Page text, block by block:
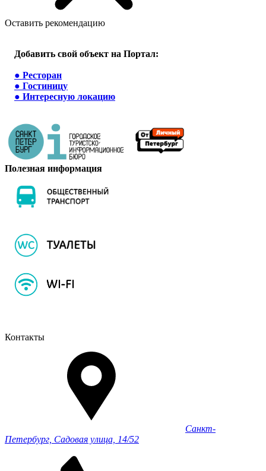
Оставить рекомендацию
Добавить свой объект на Портал:
● Ресторан
● Гостиницу
● Интересную локацию
Полезная информация
Контакты
Санкт-
Петербург, Садовая улица, 14/52